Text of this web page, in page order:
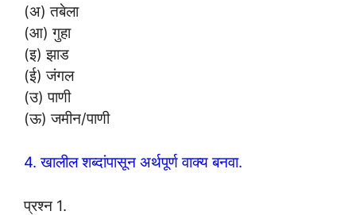
(अ) तबेला
(आ) गुहा
(इ) झाड
(ई) जंगल
(उ) पाणी
(ऊ) जमीन/पाणी
4. खालील शब्दांपासून अर्थपूर्ण वाक्य बनवा.
प्रश्न 1.